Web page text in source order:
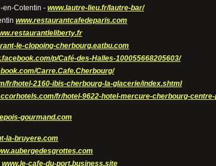
en-Cotentin - www.lautre-lieu.fr/lautre-bar/
www.restaurantcafedeparis.com
le-clopoing-cherbourg.eatbu.com
p/Café-des-Halles-100055668205603/
Carre.Cafe.Cherbourg/
fr/hotel-2160-ibis-cherbourg-la-glacerie/index.shtml
fr/hotel-9622-hotel-mercure-cherbourg-
gourmand.com
la-bruyere.com
www.le-cafe-du-port.business.site